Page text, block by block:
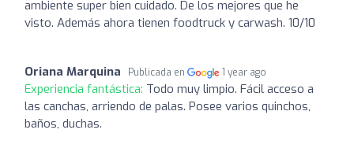
ambiente super bien cuidado. De los mejores que he
visto. Además ahora tienen foodtruck y carwash. 10/10
Oriana Marquina Publicada en 1 year ago
Experiencia fantástica: Todo muy limpio. Fácil acceso a
las canchas, arriendo de palas. Posee varios quinchos,
baños, duchas.